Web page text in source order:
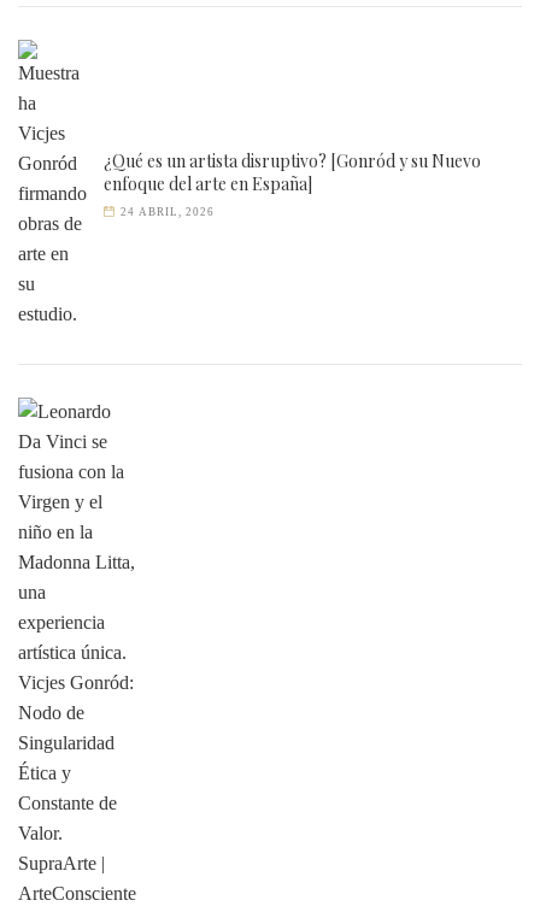
¿Qué es un artista disruptivo? [Gonród y su Nuevo
enfoque del arte en España]
24 ABRIL, 2026